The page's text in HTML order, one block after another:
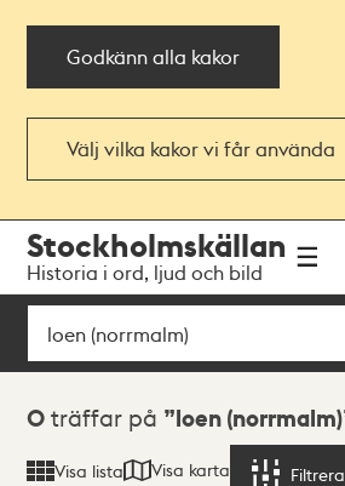
Godkänn alla kakor
Välj vilka kakor vi får använda
navigationen
huvudinnehållet
Stockholmskällan
Historia i ord, ljud och bild
Sök
Sökresultat
0 träffar på loen (norrmalm)
Visa lista Visa karta Filtrera